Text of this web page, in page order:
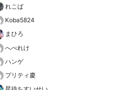
れこば
Koba5824
まひろ
へべれけ
ハンゲ
プリティ慶